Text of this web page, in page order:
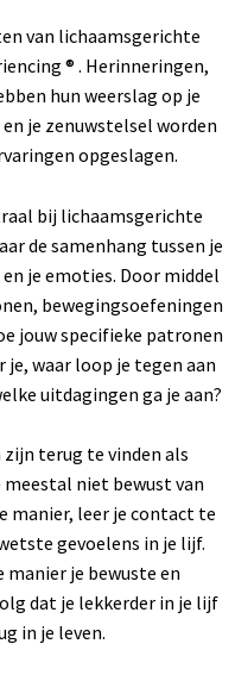
van lichaamsgerichte
® . Herinneringen,
hun weerslag op je
je zenuwstelsel worden
opgeslagen.
bij lichaamsgerichte
de samenhang tussen je
je emoties. Door middel
bewegingsoefeningen
jouw specifieke patronen
waar loop je tegen aan
uitdagingen ga je aan?
zijn terug te vinden als
meestal niet bewust van
manier, leer je contact te
gevoelens in je lijf.
manier je bewuste en
dat je lekkerder in je lijf
in je leven.